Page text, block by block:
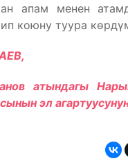
апам менен
коюну туура
атындагы
эл